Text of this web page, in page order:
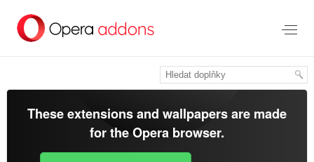
přímo
These extensions and wallpapers are made
for theOpera browser.